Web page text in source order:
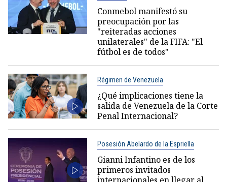
Conmebol manifestó su
preocupación por las
"reiteradas acciones
unilaterales" de la FIFA: "El
fútbol es de todos"
Régimen de Venezuela
¿Qué implicaciones tiene la
salida de Venezuela de la Corte
Penal Internacional?
Posesión Abelardo de la Espriella
Gianni Infantino es de los
primeros invitados